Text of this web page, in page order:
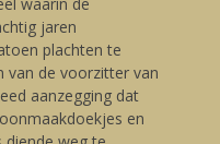
jaren
plachten te
van de voorzitter van
aanzegging dat
en